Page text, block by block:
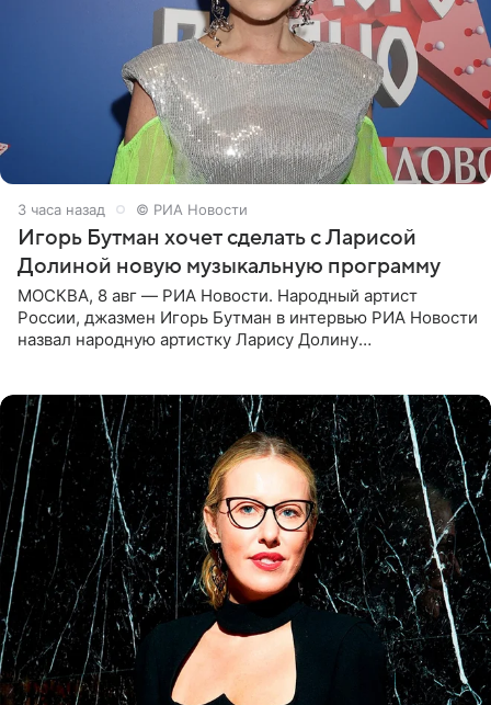
3 часа назад © РИА Новости
Игорь Бутман хочет сделать с Ларисой
Долиной новую музыкальную программу
МОСКВА, 8 авг — РИА Новости. Народный артист
России, джазмен Игорь Бутман в интервью РИА Новости
назвал народную артистку Ларису Долину